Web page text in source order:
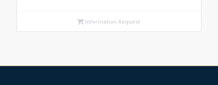
Information Request